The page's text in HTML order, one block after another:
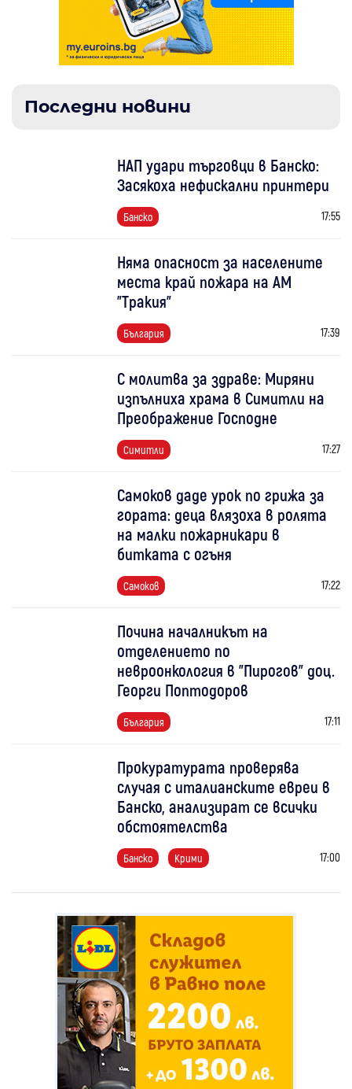
Последни новини
НАП удари търговци в Банско:
Засякоха нефискални принтери
Банско 17:55
Няма опасност за населените
места край пожара на АМ
"Тракия"
България 17:39
С молитва за здраве: Миряни
изпълниха храма в Симитли на
Преображение Господне
Симитли 17:27
Самоков даде урок по грижа за
гората: деца влязоха в ролята
на малки пожарникари в
битката с огъня
Самоков 17:22
Почина началникът на
отделението по
невроонкология в "Пирогов" доц.
Георги Поптодоров
България 17:11
Прокуратурата проверява
случая с италианските евреи в
Банско, анализират се всички
обстоятелства
Банско Крими 17:00